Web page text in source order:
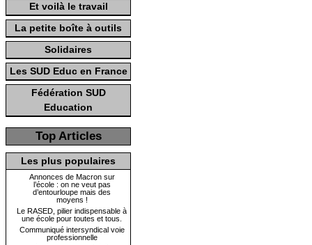
Et voilà le travail
La petite boîte à outils
Solidaires
Les SUD Educ en France
Fédération SUD
Education
Top Articles
Les plus populaires
Annonces de Macron sur
l’école : on ne veut pas
d’entourloupe mais des
moyens !
Le RASED, pilier indispensable à
une école pour toutes et tous.
Communiqué intersyndical voie
professionnelle